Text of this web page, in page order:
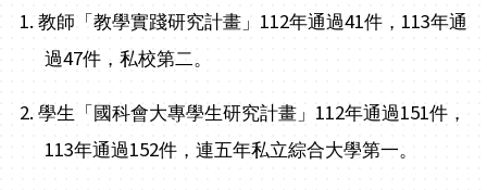
1. 教師「教學實踐研究計畫」 112年通過41件， 113年通
過47件，私校第二。
2. 學生「國科會大專學生研究計畫」 112年通過151件，
113年通過152件，連五年私立綜合大學第一。